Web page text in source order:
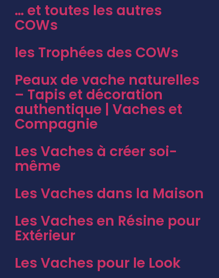
… et toutes les autres
COWs
les Trophées des COWs
Peaux de vache naturelles
– Tapis et décoration
authentique | Vaches et
Compagnie
Les Vaches à créer soi-
même
Les Vaches dans la Maison
Les Vaches en Résine pour
Extérieur
Les Vaches pour le Look